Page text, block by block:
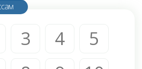
3 4
5